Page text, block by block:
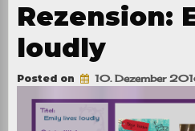
Rezension:
loudly
Posted on 10. Dezember